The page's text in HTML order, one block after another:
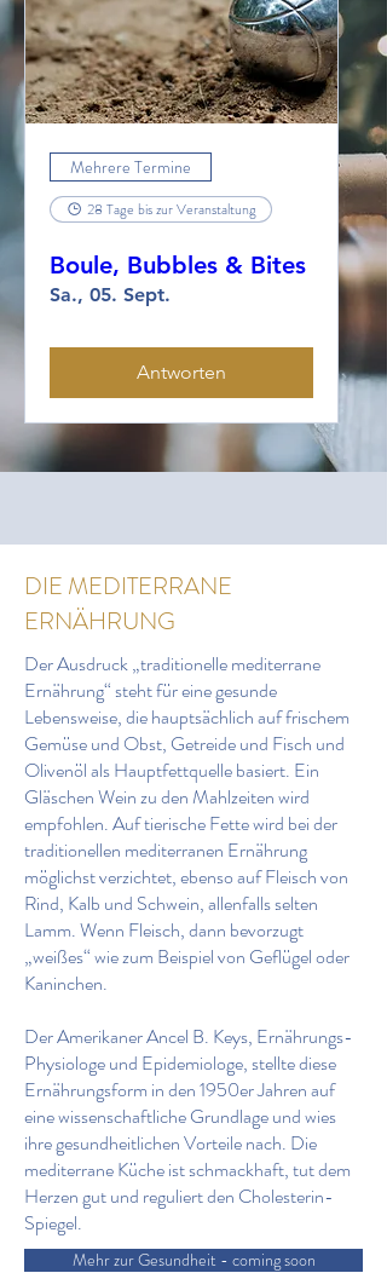
Mehrere Termine
28 Tage bis zur Veranstaltung
Boule, Bubbles & Bites
Sa., 05. Sept.
Antworten
DIE MEDITERRANE
ERNÄHRUNG
Der Ausdruck „traditionelle mediterrane
Ernährung“ steht für eine gesunde
Lebensweise, die hauptsächlich auf frischem
Gemüse und Obst, Getreide und Fisch und
Olivenöl als Hauptfettquelle basiert. Ein
Gläschen Wein zu den Mahlzeiten wird
empfohlen. Auf tierische Fette wird bei der
traditionellen mediterranen Ernährung
möglichst verzichtet, ebenso auf Fleisch von
Rind, Kalb und Schwein, allenfalls selten
Lamm. Wenn Fleisch, dann bevorzugt
„weißes“ wie zum Beispiel von Geflügel oder
Kaninchen.
Der Amerikaner Ancel B. Keys, Ernährungs-
Physiologe und Epidemiologe, stellte diese
Ernährungsform in den 1950er Jahren auf
eine wissenschaftliche Grundlage und wies
ihre gesundheitlichen Vorteile nach. Die
mediterrane Küche ist schmackhaft, tut dem
Herzen gut und reguliert den Cholesterin-
Spiegel.
Mehr zur Gesundheit - coming soon